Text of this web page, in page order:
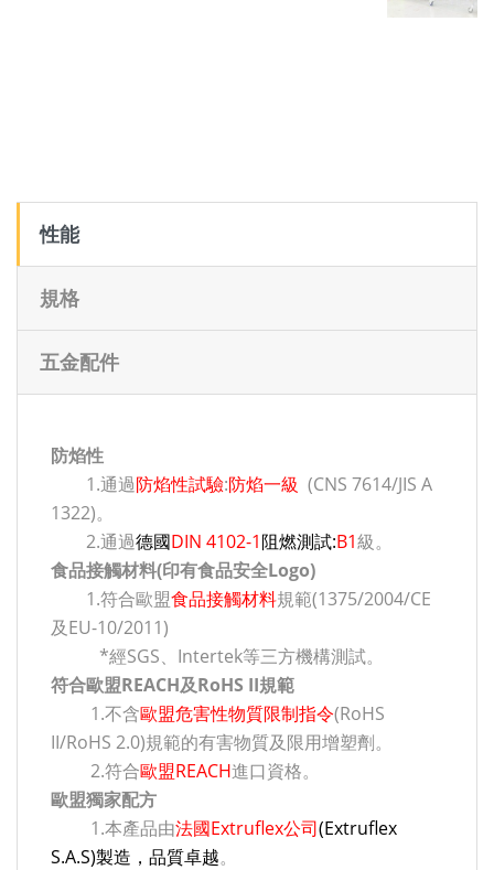
性能
規格
五金配件
防焰性
1.通過防焰性試驗:防焰一級 (CNS 7614/JIS A
1322)。
2.通過德國DIN 4102-1阻燃測試:B1級。
食品接觸材料(印有食品安全Logo)
1.符合歐盟食品接觸材料規範(1375/2004/CE
及EU-10/2011)
*經SGS、Intertek等三方機構測試。
符合歐盟REACH及RoHS II規範
1.不含歐盟危害性物質限制指令(RoHS
II/RoHS 2.0)規範的有害物質及限用增塑劑。
2.符合歐盟REACH進口資格。
歐盟獨家配方
1.本產品由法國Extruflex公司(Extruflex
S.A.S)製造，品質卓越。